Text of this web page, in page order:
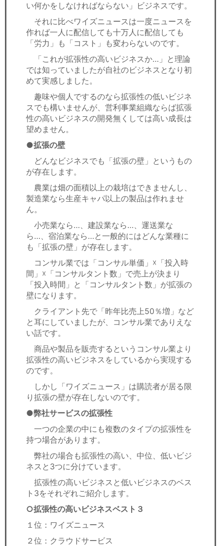
い何かをしなければならない」ビジネスです。
それに比べワイズニュースは一度ニュースを
作れば一人に配信しても十万人に配信しても
「労力」も「コスト」も変わらないのです。
「これが拡張性の高いビジネスか…」と理論
では知っていましたが自社のビジネスとなり初
めて実感しました。
趣味や個人でするのなら拡張性の低いビジネ
スでも構いませんが、営利事業組織ならば拡張
性の高いビジネスの開発無くしては高い成長は
望めません。
●拡張の壁
どんなビジネスでも「拡張の壁」というもの
が存在します。
農業は畑の面積以上の栽培はできませんし、
製造業なら生産キャパ以上の製品は作れませ
ん。
小売業なら…、建設業なら…、運送業な
ら…、宿泊業なら…と一般的にはどんな業種に
も「拡張の壁」が存在します。
コンサル業では「コンサル単価」☓「投入時
間」☓「コンサルタント数」で売上が決まり
「投入時間」と「コンサルタント数」が拡張の
壁になります。
クライアント先で「昨年比売上50％増」など
と耳にしていましたが、コンサル業でありえな
い話です。
商品や製品を販売するというコンサル業より
拡張性の高いビジネスをしているから実現する
のです。
しかし「ワイズニュース」は購読者が居る限
り拡張の壁が存在しないのです。
●弊社サービスの拡張性
一つの企業の中にも複数のタイプの拡張性を
持つ場合があります。
弊社の場合も拡張性の高い、中位、低いビジ
ネスと3つに分けています。
拡張性の高いビジネスと低いビジネスのベス
ト3をそれぞれご紹介します。
○拡張性の高いビジネスベスト３
１位：ワイズニュース
２位：クラウドサービス